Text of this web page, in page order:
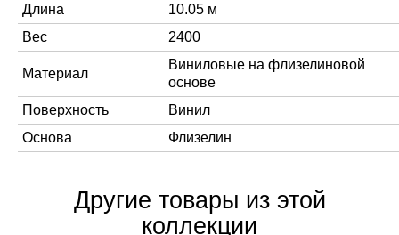
Длина
10.05 м
Вес
2400
Материал
Виниловые на флизелиновой
основе
Поверхность
Винил
Основа
Флизелин
Другие товары из этой
коллекции